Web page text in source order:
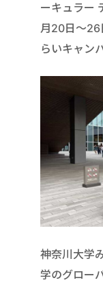
ーキュラー
月20日〜26
らいキャン
神奈川大学
学のグロー